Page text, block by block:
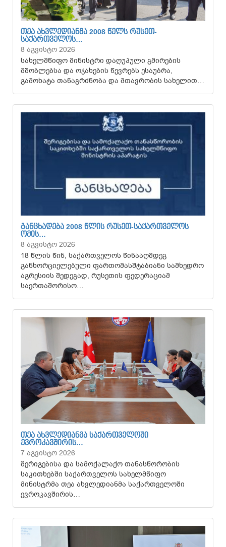
ᲗᲔᲐ ᲐᲮᲕᲚᲔᲓᲘᲐᲜᲛᲐ 2008 ᲬᲔᲚᲡ ᲠᲣᲡᲔᲗ-
ᲡᲐᲥᲐᲠᲗᲕᲔᲚᲝᲡ…
8 აგვისტო 2026
სახელმწიფო მინისტრი დაღუპული გმირების
მშობლებსა და ოჯახების წევრებს ესაუბრა,
გამოხატა თანაგრძნობა და მთავრობის სახელით…
ᲒᲐᲜᲪᲮᲐᲓᲔᲑᲐ 2008 ᲬᲚᲘᲡ ᲠᲣᲡᲔᲗ-ᲡᲐᲥᲐᲠᲗᲕᲔᲚᲝᲡ
ᲝᲛᲘᲡ…
8 აგვისტო 2026
18 წლის წინ, საქართველოს წინააღმდეგ
განხორციელებული ფართომასშტაბიანი სამხედრო
აგრესიის შედეგად, რუსეთის ფედერაციამ
საერთაშორისო…
ᲗᲔᲐ ᲐᲮᲕᲚᲔᲓᲘᲐᲜᲛᲐ ᲡᲐᲥᲐᲠᲗᲕᲔᲚᲝᲨᲘ
ᲔᲕᲠᲝᲙᲐᲕᲨᲘᲠᲘᲡ…
7 აგვისტო 2026
შერიგებისა და სამოქალაქო თანასწორობის
საკითხებში საქართველოს სახელმწიფო
მინისტრმა თეა ახვლედიანმა საქართველოში
ევროკავშირის…